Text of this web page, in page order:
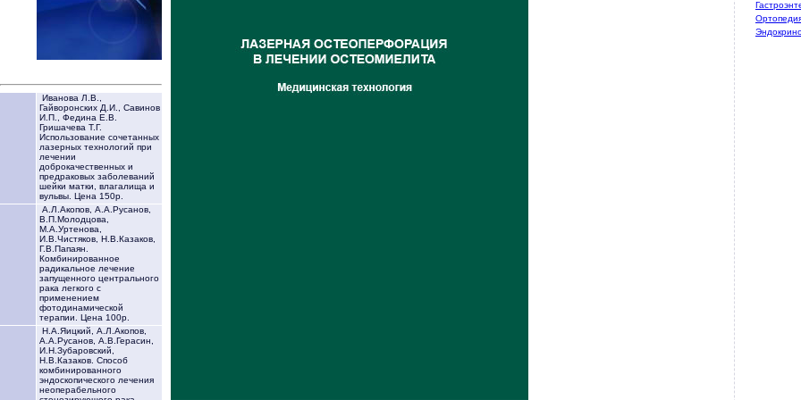
Иванова Л.В.,
Гайворонских Д.И., Савинов
И.П., Федина Е.В.
Гришачева Т.Г.
Использование сочетанных
лазерных технологий при
лечении
доброкачественных и
предраковых заболеваний
шейки матки, влагалища и
вульвы. Цена 150р.
А.Л.Акопов, А.А.Русанов,
В.П.Молодцова,
М.А.Уртенова,
И.В.Чистяков, Н.В.Казаков,
Г.В.Папаян.
Комбинированное
радикальное лечение
запущенного центрального
рака легкого с
применением
фотодинамической
терапии. Цена 100р.
Н.А.Яицкий, А.Л.Акопов,
А.А.Русанов, А.В.Герасин,
И.Н.Зубаровский,
Н.В.Казаков. Способ
комбинированного
эндоскопического лечения
неоперабельного